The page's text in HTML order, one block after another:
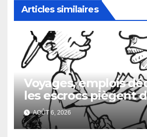
Articles similaires
Voyages, emplois
les escrocs piègent
nombreux jeunes
AOÛT 6, 2026